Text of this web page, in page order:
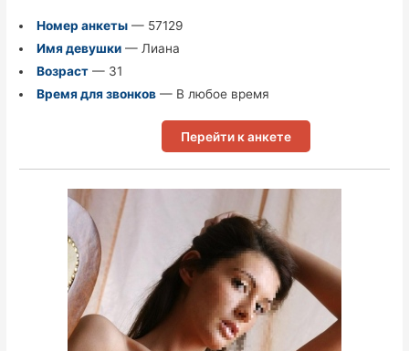
Номер анкеты— 57129
Имя девушки— Лиана
Возраст— 31
Время для звонков— В любое время
Перейти к анкете